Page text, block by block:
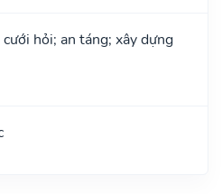
hỏi; an táng; xây dựng